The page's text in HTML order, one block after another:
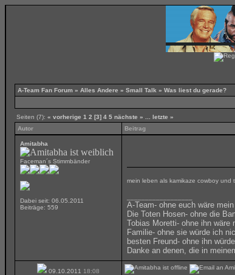
A-Team Fan Forum» Alles Andere » Small Talk » Was liest du gerade?
Seiten (7): « vorherige 1 2 [3] 4 5 nächste »
letzte »
Autor
Beitrag
Amitabha
Faceman´s Stimmbänder
Dabei seit: 06.05.2011
Beiträge: 559
mein leben als kamikaze cowboy und
A-Team- ohne euch wäre
Die Toten Hosen- ohne die
Tobias Moretti- ohne ihn wäre
Familie- ohne sie würde ich
besten Freund- ohne ihn
Danke an denen, die in
09.10.2011 18:08